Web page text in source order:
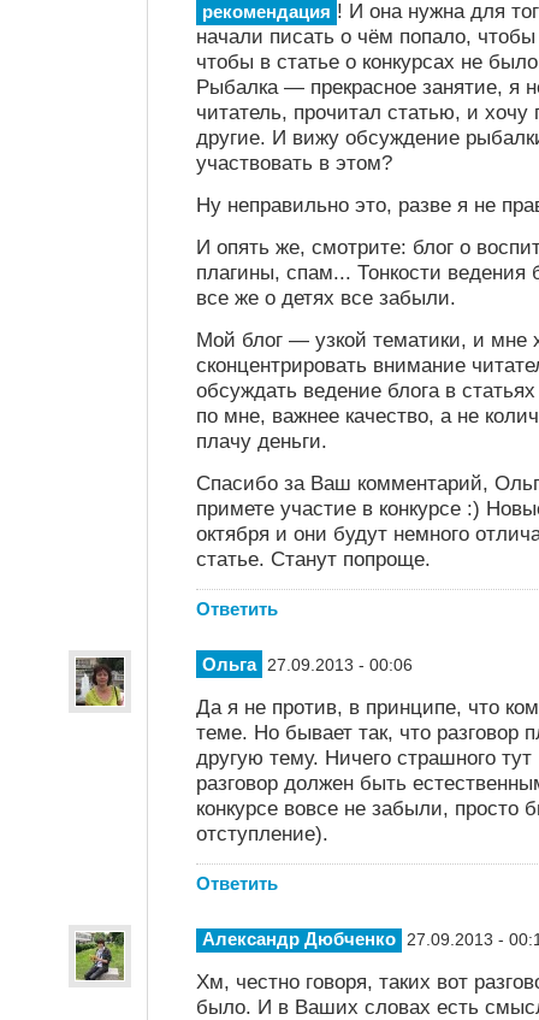
рекомендация ! И она нужна для
начали писать о чём попало,
чтобы в статье о конкурсах не
Рыбалка — прекрасное занятие, я
читатель, прочитал статью, и
другие. И вижу обсуждение
участвовать в этом?
Ну неправильно это, разве я не
И опять же, смотрите: блог о
плагины, спам... Тонкости
все же о детях все забыли.
Мой блог — узкой тематики, и мне
сконцентрировать внимание
обсуждать ведение блога в
по мне, важнее качество, а не
плачу деньги.
Спасибо за Ваш комментарий,
примете участие в конкурсе :)
октября и они будут немного
статье. Станут попроще.
Ответить
Ольга 27.09.2013 - 00:06
Да я не против, в принципе, что
теме. Но бывает так, что разговор
другую тему. Ничего страшного
разговор должен быть
конкурсе вовсе не забыли, просто
отступление).
Ответить
Александр Дюбченко 27.09.2013 -
Хм, честно говоря, таких вот
было. И в Ваших словах есть